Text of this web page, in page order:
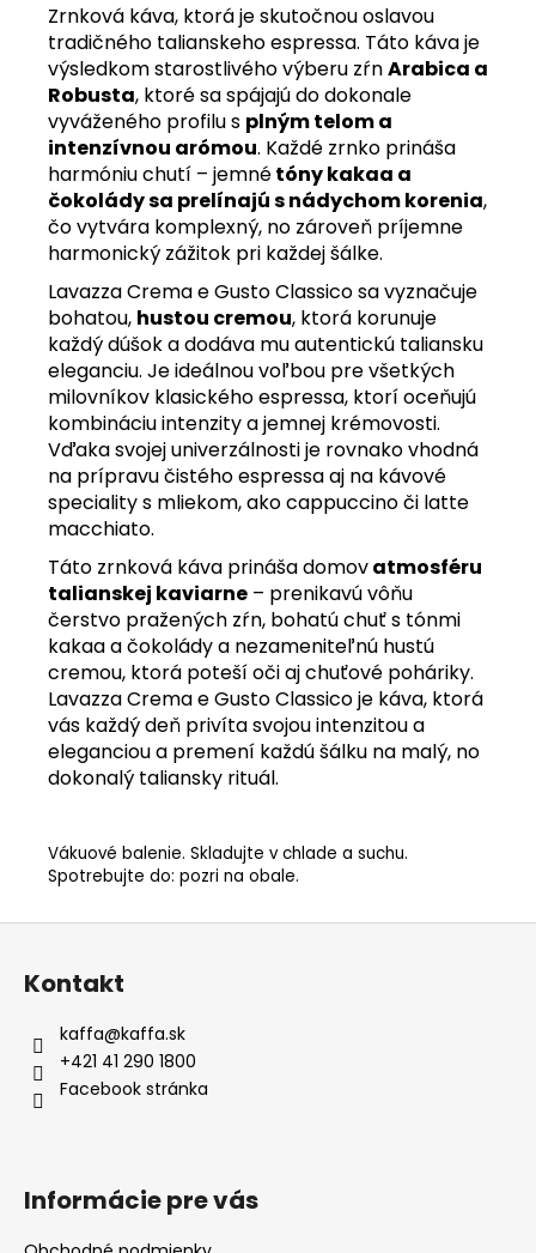
Zrnková káva, ktorá je skutočnou oslavou
tradičného talianskeho espressa. Táto káva je
výsledkom starostlivého výberu zŕnArabica a
Robusta, ktoré sa spájajú do dokonale
vyváženého profilu s plným telom a
intenzívnou arómou. Každé zrnko prináša
harmóniu chutí – jemnétóny kakaa a
čokolády sa prelínajú s nádychom korenia,
čo vytvára komplexný, no zároveň príjemne
harmonický zážitok pri každej šálke.
Lavazza Crema e Gusto Classico sa vyznačuje
bohatou, hustou cremou, ktorá korunuje
každý dúšok a dodáva mu autentickú taliansku
eleganciu. Je ideálnou voľbou pre všetkých
milovníkov klasického espressa, ktorí oceňujú
kombináciu intenzity a jemnej krémovosti.
Vďaka svojej univerzálnosti je rovnako vhodná
na prípravu čistého espressa aj na kávové
speciality s mliekom, ako cappuccino či latte
macchiato.
Táto zrnková káva prináša domovatmosféru
talianskej kaviarne – prenikavú vôňu
čerstvo pražených zŕn, bohatú chuť s tónmi
kakaa a čokolády a nezameniteľnú hustú
cremou, ktorá poteší oči aj chuťové poháriky.
Lavazza Crema e Gusto Classico je káva, ktorá
vás každý deň privíta svojou intenzitou a
eleganciou a premení každú šálku na malý, no
dokonalý taliansky rituál.
Vákuové balenie. Skladujte v chlade a suchu.
Spotrebujte do: pozri na obale.
Z
Kontakt
kaffa@kaffa.sk
+421 41 290 1800
Facebook stránka
Informácie pre vás